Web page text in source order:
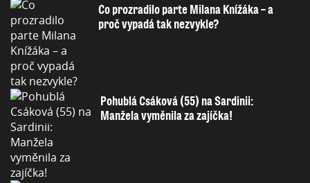
Co prozradilo parte Milana Knížáka – a
proč vypadá tak nezvykle?
Pohublá Csáková (55) na Sardinii:
Manžela vyměnila za zajíčka!